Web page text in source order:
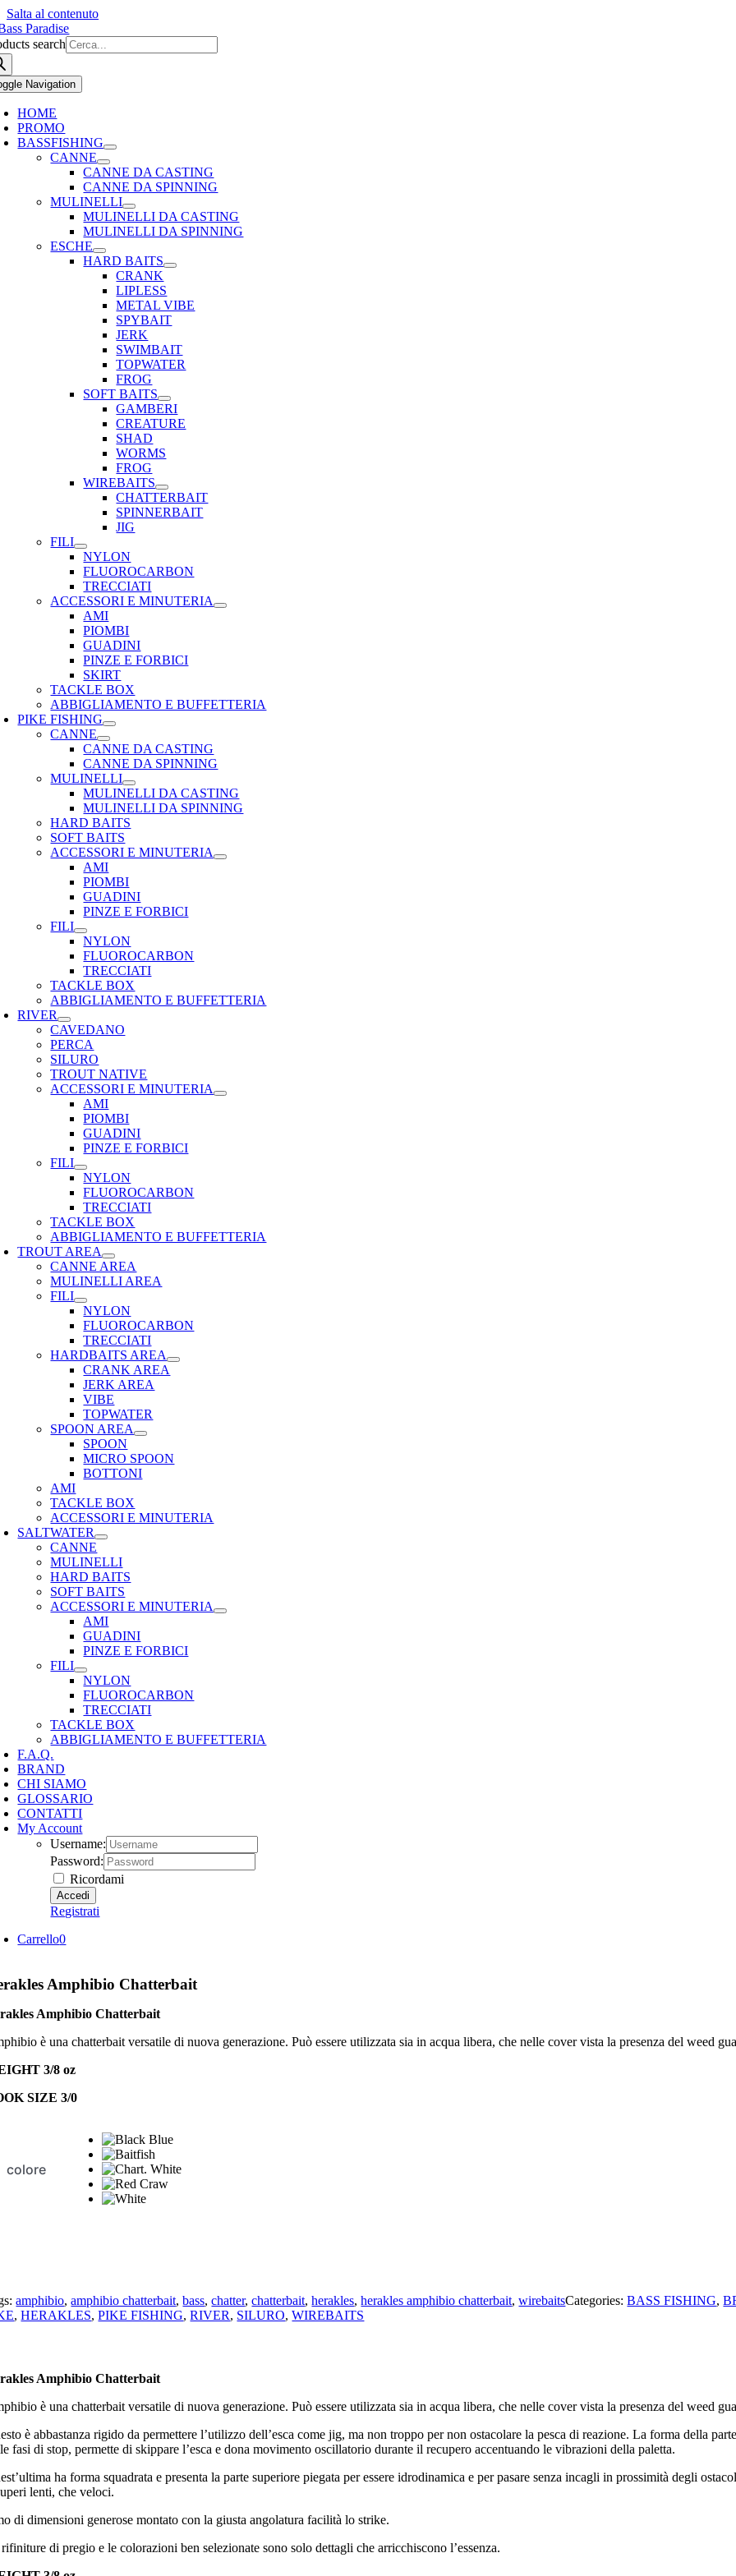
Salta al contenuto
search
Navigation
HOME
PROMO
BASSFISHING
CANNE
CANNE DA CASTING
CANNE DA SPINNING
MULINELLI
MULINELLI DA CASTING
MULINELLI DA SPINNING
ESCHE
HARD BAITS
CRANK
LIPLESS
METAL VIBE
SPYBAIT
JERK
SWIMBAIT
TOPWATER
FROG
SOFT BAITS
GAMBERI
CREATURE
SHAD
WORMS
FROG
WIREBAITS
CHATTERBAIT
SPINNERBAIT
JIG
FILI
NYLON
FLUOROCARBON
TRECCIATI
ACCESSORI E MINUTERIA
AMI
PIOMBI
GUADINI
PINZE E FORBICI
SKIRT
TACKLE BOX
ABBIGLIAMENTO E BUFFETTERIA
PIKE FISHING
CANNE
CANNE DA CASTING
CANNE DA SPINNING
MULINELLI
MULINELLI DA CASTING
MULINELLI DA SPINNING
HARD BAITS
SOFT BAITS
ACCESSORI E MINUTERIA
AMI
PIOMBI
GUADINI
PINZE E FORBICI
FILI
NYLON
FLUOROCARBON
TRECCIATI
TACKLE BOX
ABBIGLIAMENTO E BUFFETTERIA
RIVER
CAVEDANO
PERCA
SILURO
TROUT NATIVE
ACCESSORI E MINUTERIA
AMI
PIOMBI
GUADINI
PINZE E FORBICI
FILI
NYLON
FLUOROCARBON
TRECCIATI
TACKLE BOX
ABBIGLIAMENTO E BUFFETTERIA
TROUT AREA
CANNE AREA
MULINELLI AREA
FILI
NYLON
FLUOROCARBON
TRECCIATI
HARDBAITS AREA
CRANK AREA
JERK AREA
VIBE
TOPWATER
SPOON AREA
SPOON
MICRO SPOON
BOTTONI
AMI
TACKLE BOX
ACCESSORI E MINUTERIA
SALTWATER
CANNE
MULINELLI
HARD BAITS
SOFT BAITS
ACCESSORI E MINUTERIA
AMI
GUADINI
PINZE E FORBICI
FILI
NYLON
FLUOROCARBON
TRECCIATI
TACKLE BOX
ABBIGLIAMENTO E BUFFETTERIA
F.A.Q.
BRAND
CHI SIAMO
GLOSSARIO
CONTATTI
My Account
Username:
Password:
Ricordami
Registrati
Carrello0
Amphibio Chatterbait
Amphibio Chatterbait
è una chatterbait versatile di nuova generazione. Può essere utilizzata sia in acqua libera, che nelle cover vista la presenza del weed
3/8 oz
SIZE 3/0
colore
amphibio,amphibio chatterbait,bass,chatter,chatterbait,herakles,herakles amphibio chatterbait,wirebaitsCategories:BASS FISHING,
,HERAKLES,PIKE FISHING,RIVER, SILURO,WIREBAITS
Amphibio Chatterbait
è una chatterbait versatile di nuova generazione. Può essere utilizzata sia in acqua libera, che nelle cover vista la presenza del weed
è abbastanza rigido da permettere l’utilizzo dell’esca come jig, ma non troppo per non ostacolare la pesca di reazione. La forma della
fasi di stop, permette di skippare l’esca e dona movimento oscillatorio durante il recupero accentuando le vibrazioni della paletta.
ha forma squadrata e presenta la parte superiore piegata per essere idrodinamica e per pasare senza incagli in prossimità degli
lenti, che veloci.
di dimensioni generose montato con la giusta angolatura facilità lo strike.
di pregio e le colorazioni ben selezionate sono solo dettagli che arricchiscono l’essenza.